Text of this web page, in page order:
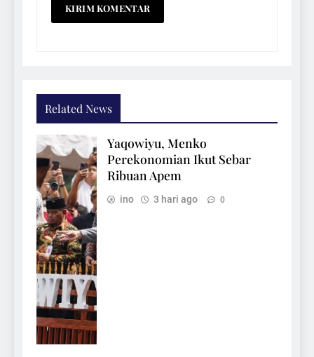
Related News
Yaqowiyu, Menko
Perekonomian Ikut Sebar
Ribuan Apem
ino 3 hari ago 0